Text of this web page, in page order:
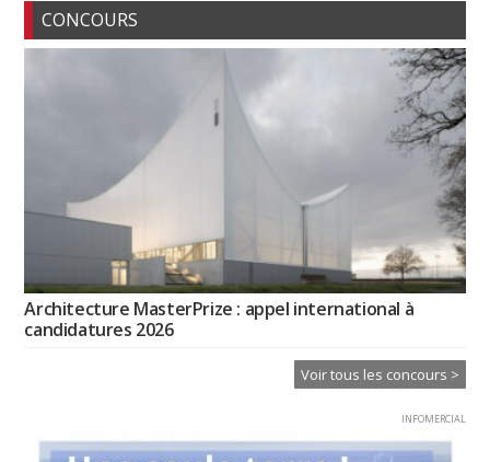
CONCOURS
Architecture MasterPrize : appel international à
candidatures 2026
Voir tous les concours >
INFOMERCIAL